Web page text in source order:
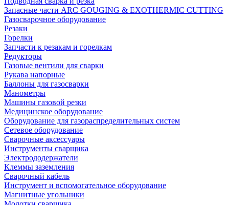
Запасные части ARC GOUGING & EXOTHERMIC CUTTING
Газосварочное оборудование
Резаки
Горелки
Запчасти к резакам и горелкам
Редукторы
Газовые вентили для сварки
Рукава напорные
Баллоны для газосварки
Манометры
Машины газовой резки
Медицинское оборудование
Оборудование для газораспределительных систем
Сетевое оборудование
Сварочные аксессуары
Инструменты сварщика
Электрододержатели
Клеммы заземления
Сварочный кабель
Инструмент и вспомогательное оборудование
Магнитные угольники